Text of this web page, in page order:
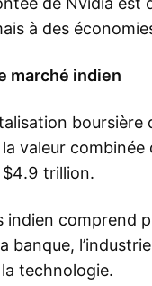
à des
marché indien
boursière
valeur combinée
$4.9 trillion.
indien comprend
banque,
technologie.